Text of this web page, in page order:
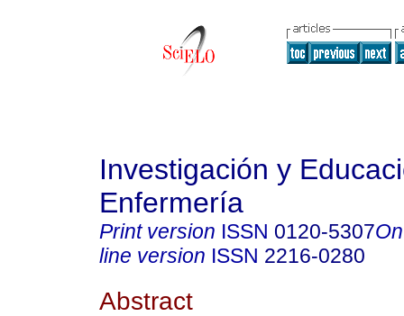
Investigación y
Enfermería
Print version ISSN 0120-5307
line version ISSN 2216-0280
Abstract